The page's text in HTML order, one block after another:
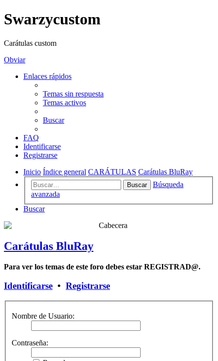
Swarzycustom
Carátulas custom
Obviar
Enlaces rápidos
Temas sin respuesta
Temas activos
Buscar
FAQ
Identificarse
Registrarse
Inicio Índice general CARÁTULAS Carátulas BluRay
Buscar
Búsqueda
avanzada
Buscar
Carátulas BluRay
Para ver los temas de este foro debes estar REGISTRAD@.
Identificarse • Registrarse
Nombre de Usuario:
Contraseña: